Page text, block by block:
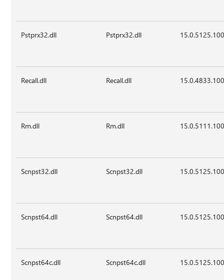
Pstprx32.dll Pstprx32.dll
Recall.dll Recall.dll
Rm.dll Rm.dll
Scnpst32.dll Scnpst32.dll
Scnpst64.dll Scnpst64.dll
Scnpst64c.dll Scnpst64c.dll